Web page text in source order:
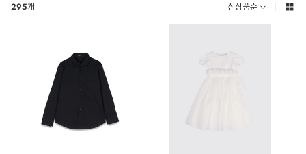
295개 신상품순